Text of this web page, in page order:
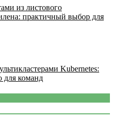
из листового
практичный выбор для
Kubernetes:
для команд